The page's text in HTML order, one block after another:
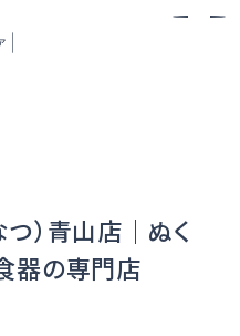
）青山店｜ぬく
器の専門店